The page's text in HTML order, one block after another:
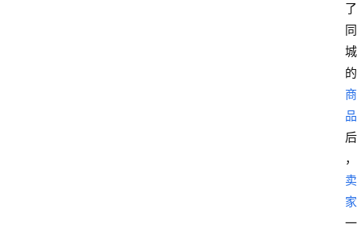
了
同
城
的
商
品
后
，
卖
家
一